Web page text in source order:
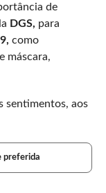
de
DGS, para
como
máscara,
sentimentos, aos
preferida